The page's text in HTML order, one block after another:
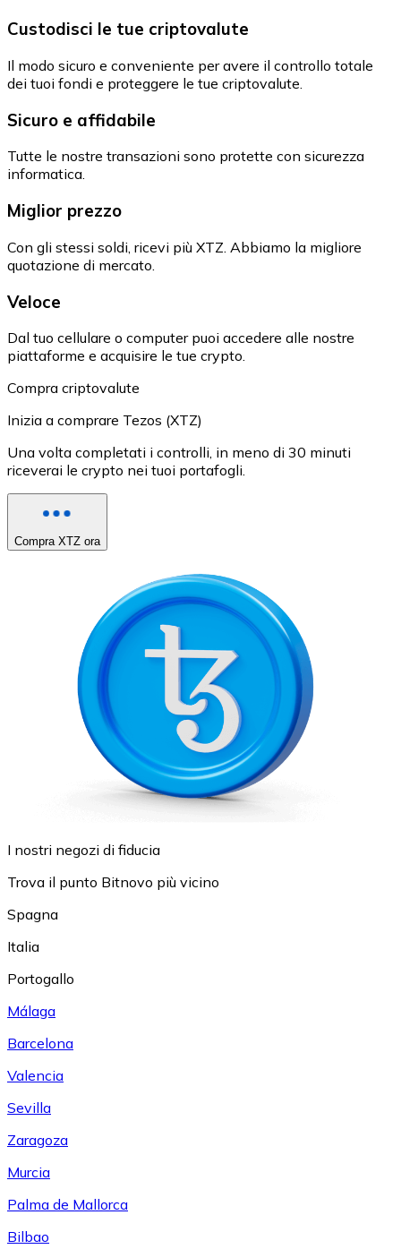
Custodisci le tue criptovalute
Il modo sicuro e conveniente per avere il controllo totale
dei tuoi fondi e proteggere le tue criptovalute.
Sicuro e affidabile
Tutte le nostre transazioni sono protette con sicurezza
informatica.
Miglior prezzo
Con gli stessi soldi, ricevi più XTZ. Abbiamo la migliore
quotazione di mercato.
Veloce
Dal tuo cellulare o computer puoi accedere alle nostre
piattaforme e acquisire le tue crypto.
Compra criptovalute
Inizia a comprare Tezos (XTZ)
Una volta completati i controlli, in meno di 30 minuti
riceverai le crypto nei tuoi portafogli.
Compra XTZ ora
I nostri negozi di fiducia
Trova il punto Bitnovo più vicino
Spagna
Italia
Portogallo
Málaga
Barcelona
Valencia
Sevilla
Zaragoza
Murcia
Palma de Mallorca
Bilbao